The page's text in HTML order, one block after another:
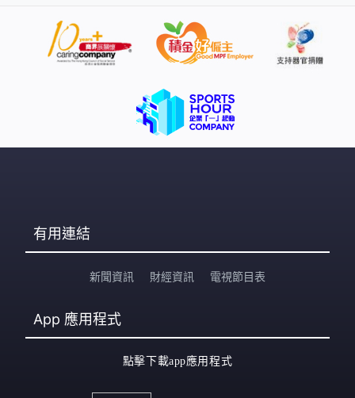
有用連結
新聞資訊 財經資訊 電視節目表
App 應用程式
點擊下載app應用程式